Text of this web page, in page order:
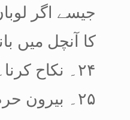
جیسے اگر
کا آنچل میں
۲۴۔ نکاح کرنا۔
۲۵۔ بیرون